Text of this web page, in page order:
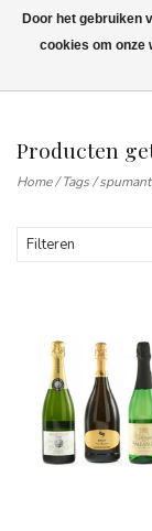
Wij
Producten
Home/Tags/
Filteren
Door het gebruiken
cookies om onze